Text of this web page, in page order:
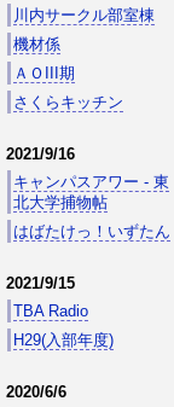
川内サークル部室棟
機材係
ＡＯIII期
さくらキッチン
2021/9/16
キャンパスアワー - 東
北大学捕物帖
はばたけっ！いずたん
2021/9/15
TBA Radio
H29(入部年度)
2020/6/6